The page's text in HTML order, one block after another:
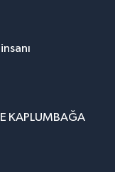
KAPLUMBAĞA